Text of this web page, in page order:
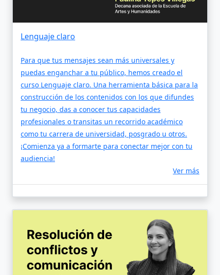
Lenguaje claro
Para que tus mensajes sean más universales y
puedas enganchar a tu público, hemos creado el
curso Lenguaje claro. Una herramienta básica para la
construcción de los contenidos con los que difundes
tu negocio, das a conocer tus capacidades
profesionales o transitas un recorrido académico
como tu carrera de universidad, posgrado u otros.
¡Comienza ya a formarte para conectar mejor con tu
audiencia!
Ver más